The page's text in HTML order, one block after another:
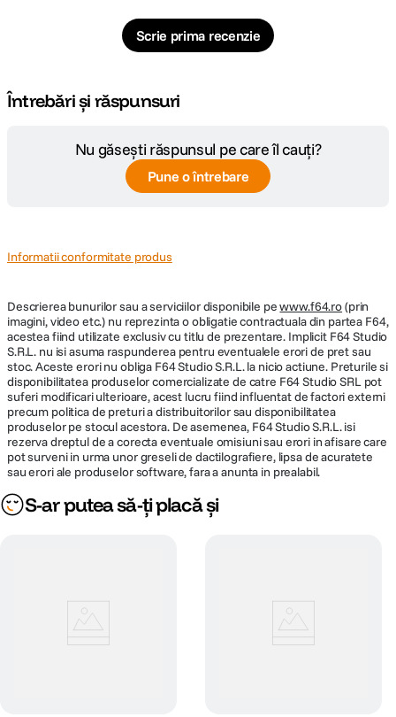
are o lungime de doar 13,5 cm, fiind o optiune portabila si convenabila
pentru o varietate de aplicatii foto-video.
Un buton de functie programabil, amplasat pe lateral, poate fi utilizat
pentru a controla diverse setari de expunere si functii ale camerei.
Dispune de port USB-C integrat pentru actualizari de firmware, iar
contactele electronice de pe montura permit transferul datelor
obiectivului catre camera.
9
Maxima
Manual Focus
DIMENSIUNE / GREUTATE:
Diametru
maxim
67.6 mm
Lungime 134.4 mm
Greutate 522 g
DETALII PRODUCATOR
Cod producator 134630
Scrie prima recenzie
Întrebări și răspunsuri
Nu găsești răspunsul pe care îl cauți?
Pune o întrebare
Informatii conformitate produs
Descrierea bunurilor sau a serviciilor disponibile pewww.f64.ro(prin
imagini, video etc.) nu reprezinta o obligatie contractuala din partea F64,
acestea fiind utilizate exclusiv cu titlu de prezentare. Implicit F64 Studio
S.R.L. nu isi asuma raspunderea pentru eventualele erori de pret sau
stoc. Aceste erori nu obliga F64 Studio S.R.L. la nicio actiune. Preturile si
disponibilitatea produselor comercializate de catre F64 Studio SRL pot
suferi modificari ulterioare, acest lucru fiind influentat de factori externi
precum politica de preturi a distribuitorilor sau disponibilitatea
produselor pe stocul acestora. De asemenea, F64 Studio S.R.L. isi
rezerva dreptul de a corecta eventuale omisiuni sau erori in afisare care
pot surveni in urma unor greseli de dactilografiere, lipsa de acuratete
sau erori ale produselor software, fara a anunta in prealabil.
S-ar putea să-ți placă și